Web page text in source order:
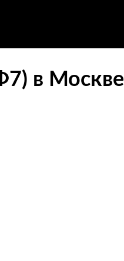
в Москве